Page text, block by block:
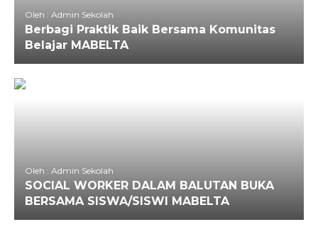
Oleh : Admin Sekolah
Berbagi Praktik Baik Bersama Komunitas
Belajar MABELTA
Oleh : Admin Sekolah
SOCIAL WORKER DALAM BALUTAN BUKA
BERSAMA SISWA/SISWI MABELTA